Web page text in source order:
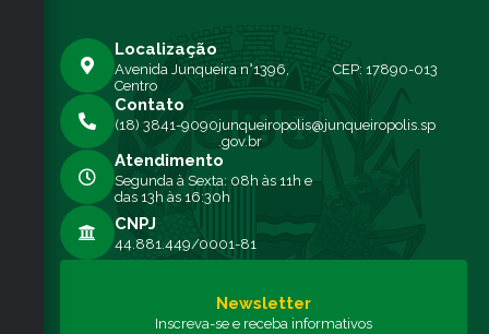
Localização
Avenida Junqueira n°1396,
Centro
CEP: 17890-013
Contato
(18) 3841-9090junqueiropolis@junqueiropolis.sp
.gov.br
Atendimento
Segunda à Sexta: 08h às 11h e
das 13h às 16:30h
CNPJ
44.881.449/0001-81
Newsletter
Inscreva-se e receba informativos